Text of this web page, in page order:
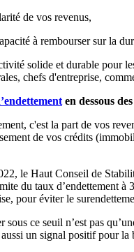
de vos revenus,
à rembourser sur la
solide et durable pour
chefs d'entreprise,
en dessous
c'est la part de vos
de vos crédits
le Haut Conseil de
du taux d’endettement à
pour éviter le
sous ce seuil n’est pas
un signal positif pour la